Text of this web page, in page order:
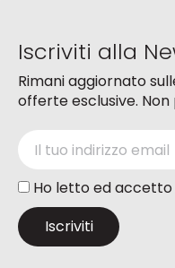
prodotto
Iscriviti alla
Rimani aggiornato
offerte esclusive.
Ho letto ed